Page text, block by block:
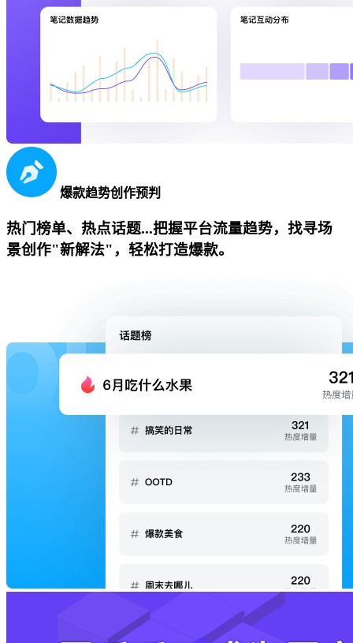
爆款趋势创作预判
热门榜单、热点话题...把握平台流量趋势，找寻场
景创作"新解法"，轻松打造爆款。